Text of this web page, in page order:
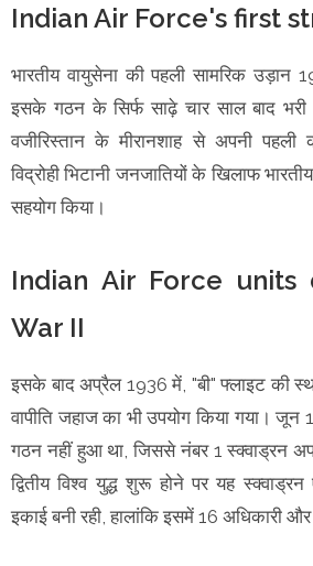
Indian Air Force's first
भारतीय वायुसेना की पहली सामरिक उड़ान
इसके गठन के सिर्फ साढ़े चार साल बाद भरी
वजीरिस्तान के मीरानशाह से अपनी पहली
विद्रोही भिटानी जनजातियों के खिलाफ
सहयोग किया।
Indian Air Force units
War II
इसके बाद अप्रैल 1936 में, "बी" फ्लाइट की
️वापीति जहाज का भी उपयोग किया गया।
गठन नहीं हुआ था, जिससे नंबर 1 स्क्वाड्रन
द्वितीय विश्व युद्ध शुरू होने पर यह
इकाई बनी रही, हालांकि इसमें 16 अधिकारी